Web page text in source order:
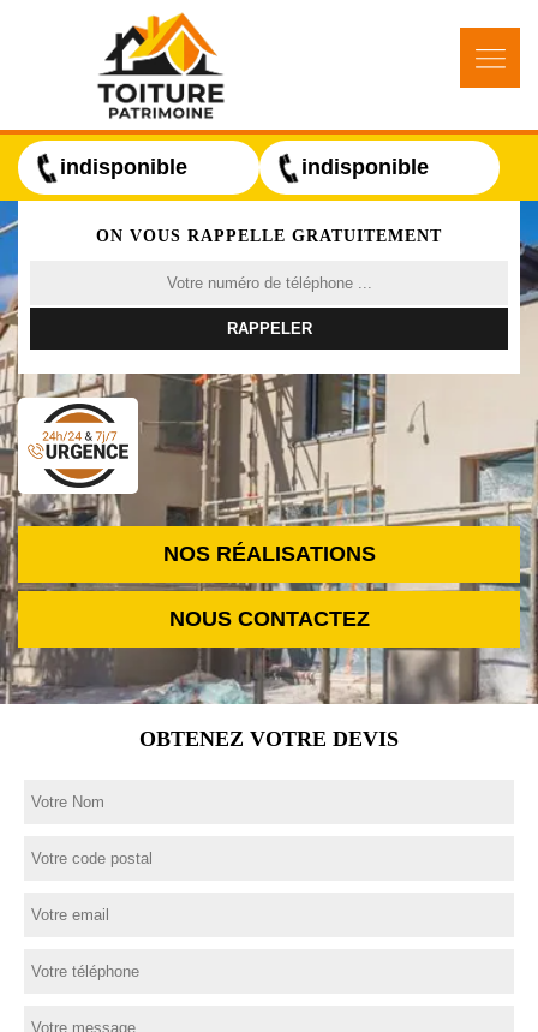
indisponible indisponible
ON VOUS RAPPELLE GRATUITEMENT
NOS RÉALISATIONS
NOUS CONTACTEZ
OBTENEZ VOTRE DEVIS